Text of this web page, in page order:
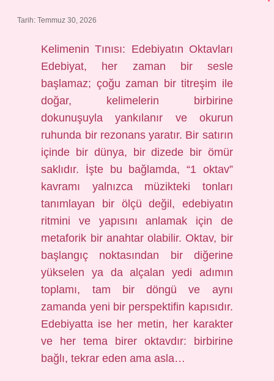
Tarih: Temmuz 30, 2026
Kelimenin Tınısı: Edebiyatın Oktavları
Edebiyat, her zaman bir sesle
başlamaz; çoğu zaman bir titreşim ile
doğar, kelimelerin birbirine
dokunuşuyla yankılanır ve okurun
ruhunda bir rezonans yaratır. Bir satırın
içinde bir dünya, bir dizede bir ömür
saklıdır. İşte bu bağlamda, “1 oktav”
kavramı yalnızca müzikteki tonları
tanımlayan bir ölçü değil, edebiyatın
ritmini ve yapısını anlamak için de
metaforik bir anahtar olabilir. Oktav, bir
başlangıç noktasından bir diğerine
yükselen ya da alçalan yedi adımın
toplamı, tam bir döngü ve aynı
zamanda yeni bir perspektifin kapısıdır.
Edebiyatta ise her metin, her karakter
ve her tema birer oktavdır: birbirine
bağlı, tekrar eden ama asla…